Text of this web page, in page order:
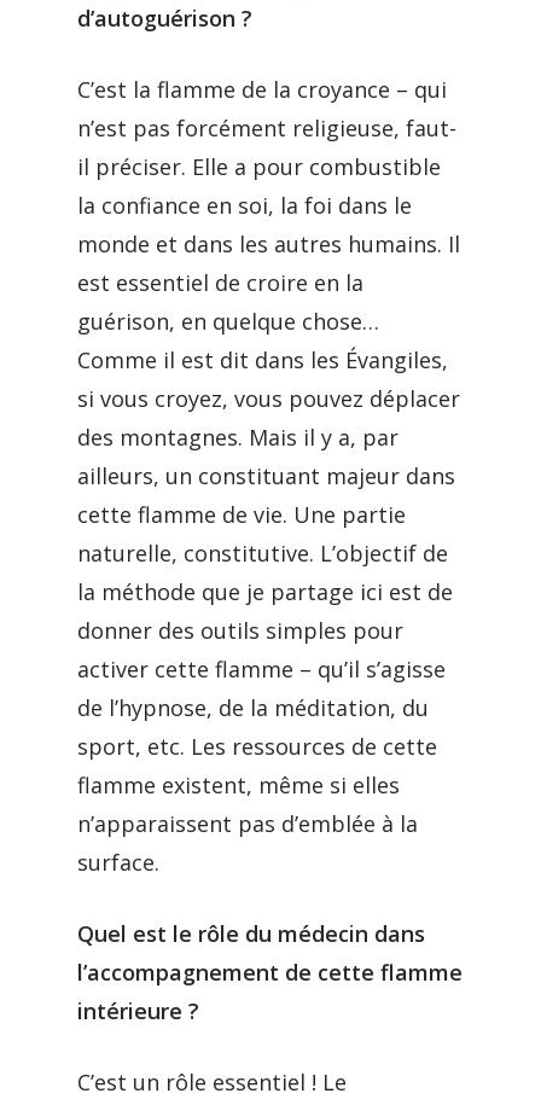
d’autoguérison ?
C’est la flamme de la croyance – qui
n’est pas forcément religieuse, faut-
il préciser. Elle a pour combustible
la confiance en soi, la foi dans le
monde et dans les autres humains. Il
est essentiel de croire en la
guérison, en quelque chose…
Comme il est dit dans les Évangiles,
si vous croyez, vous pouvez déplacer
des montagnes. Mais il y a, par
ailleurs, un constituant majeur dans
cette flamme de vie. Une partie
naturelle, constitutive. L’objectif de
la méthode que je partage ici est de
donner des outils simples pour
activer cette flamme – qu’il s’agisse
de l’hypnose, de la méditation, du
sport, etc. Les ressources de cette
flamme existent, même si elles
n’apparaissent pas d’emblée à la
surface.
Quel est le rôle du médecin dans
l’accompagnement de cette flamme
intérieure ?
C’est un rôle essentiel ! Le